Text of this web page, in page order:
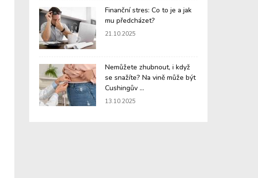
Finanční stres: Co to je a jak
mu předcházet?
21.10.2025
Nemůžete zhubnout, i když
se snažíte? Na vině může být
Cushingův ...
13.10.2025